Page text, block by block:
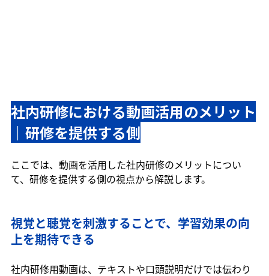
社内研修における動画活用のメリット
｜研修を提供する側
ここでは、動画を活用した社内研修のメリットについ
て、研修を提供する側の視点から解説します。
視覚と聴覚を刺激することで、学習効果の向
上を期待できる
社内研修用動画は、テキストや口頭説明だけでは伝わり